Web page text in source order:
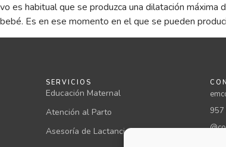
habitual que se produzca una dilatación máxima
Es en ese momento en el que se pueden
SERVICIOS
Educación Maternal
Atención al Parto
Asesoría de Lactancia
957